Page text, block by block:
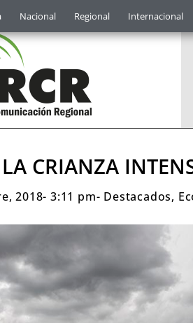
Nacional Regional Internacional
CRIANZA
2018- 3:11 pm- Destacados,